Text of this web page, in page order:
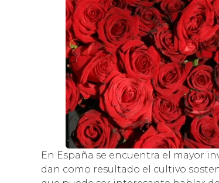
En España se encuentra el mayor
dan como resultado el cultivo